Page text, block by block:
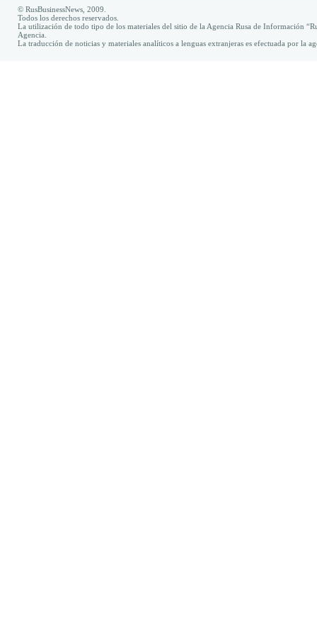
© RusBusinessNews, 2009.
Todos los derechos reservados.
La utilización de todo tipo de los materiales del sitio de la Agencia Rusa de Información
Agencia.
La traducción de noticias y materiales analíticos a lenguas extranjeras es efectuada por la